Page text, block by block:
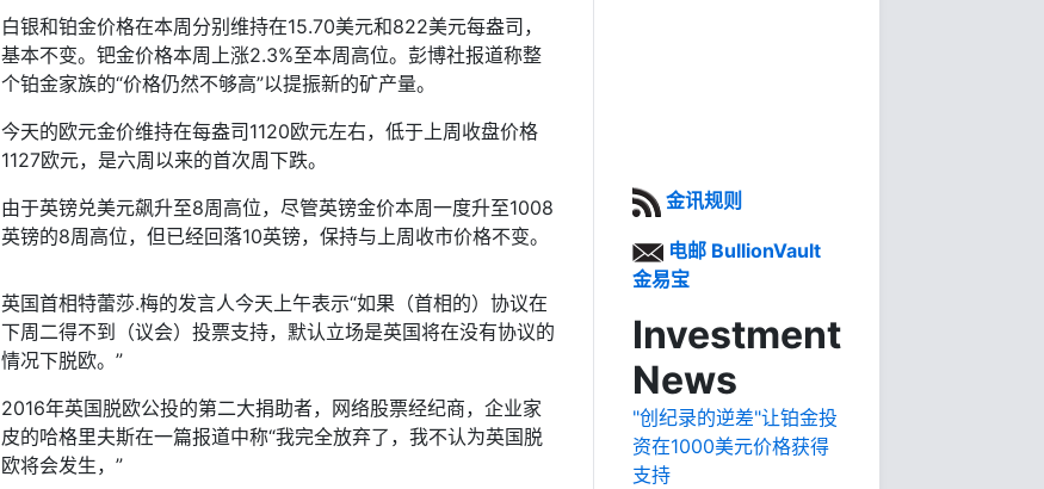
白银和铂金价格在本周分别维持在15.70美元和822美元每盎司，
基本不变。钯金价格本周上涨2.3%至本周高位。彭博社报道称整
个铂金家族的“价格仍然不够高”以提振新的矿产量。
今天的欧元金价维持在每盎司1120欧元左右，低于上周收盘价格
1127欧元，是六周以来的首次周下跌。
由于英镑兑美元飙升至8周高位，尽管英镑金价本周一度升至1008
英镑的8周高位，但已经回落10英镑，保持与上周收市价格不变。
英国首相特蕾莎.梅的发言人今天上午表示“如果（首相的）协议在
下周二得不到（议会）投票支持，默认立场是英国将在没有协议的
情况下脱欧。”
2016年英国脱欧公投的第二大捐助者，网络股票经纪商，企业家
皮的哈格里夫斯在一篇报道中称“我完全放弃了，我不认为英国脱
欧将会发生，”
金讯规则
电邮 BullionVault
金易宝
Investment
News
"创纪录的逆差"让铂金投
资在1000美元价格获得
支持